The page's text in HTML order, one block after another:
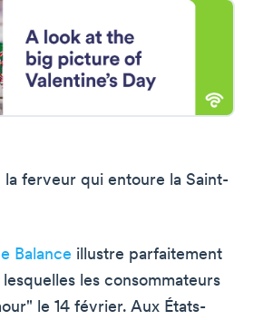
ferveur qui entoure la Saint-
Balance illustre parfaitement
les consommateurs
le 14 février. Aux États-